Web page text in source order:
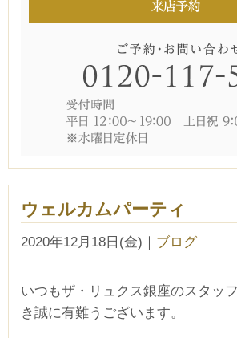
ウェルカムパーティ
2020年12月18日(金) ｜ ブログ
いつもザ・リュクス銀座のスタッ
き誠に有難うございます。